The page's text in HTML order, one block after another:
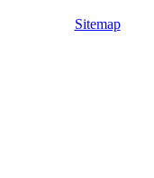
Sitemap